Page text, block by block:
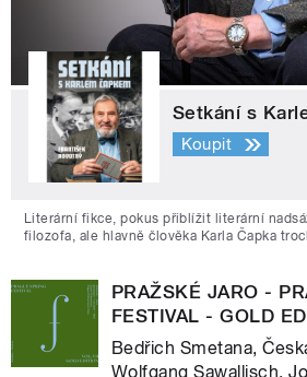
Setkání s
Koupit
Literární fikce, pokus přiblížit literární
filozofa, ale hlavně člověka Karla Čapka
PRAŽSKÉ JARO -
FESTIVAL - GOLD
Bedřich Smetana,
Wolfgang Sawallisch,